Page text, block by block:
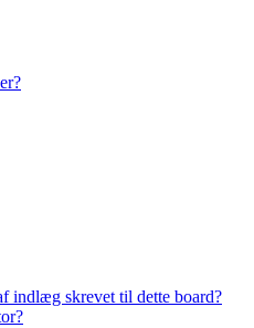
indlæg skrevet til dette board?